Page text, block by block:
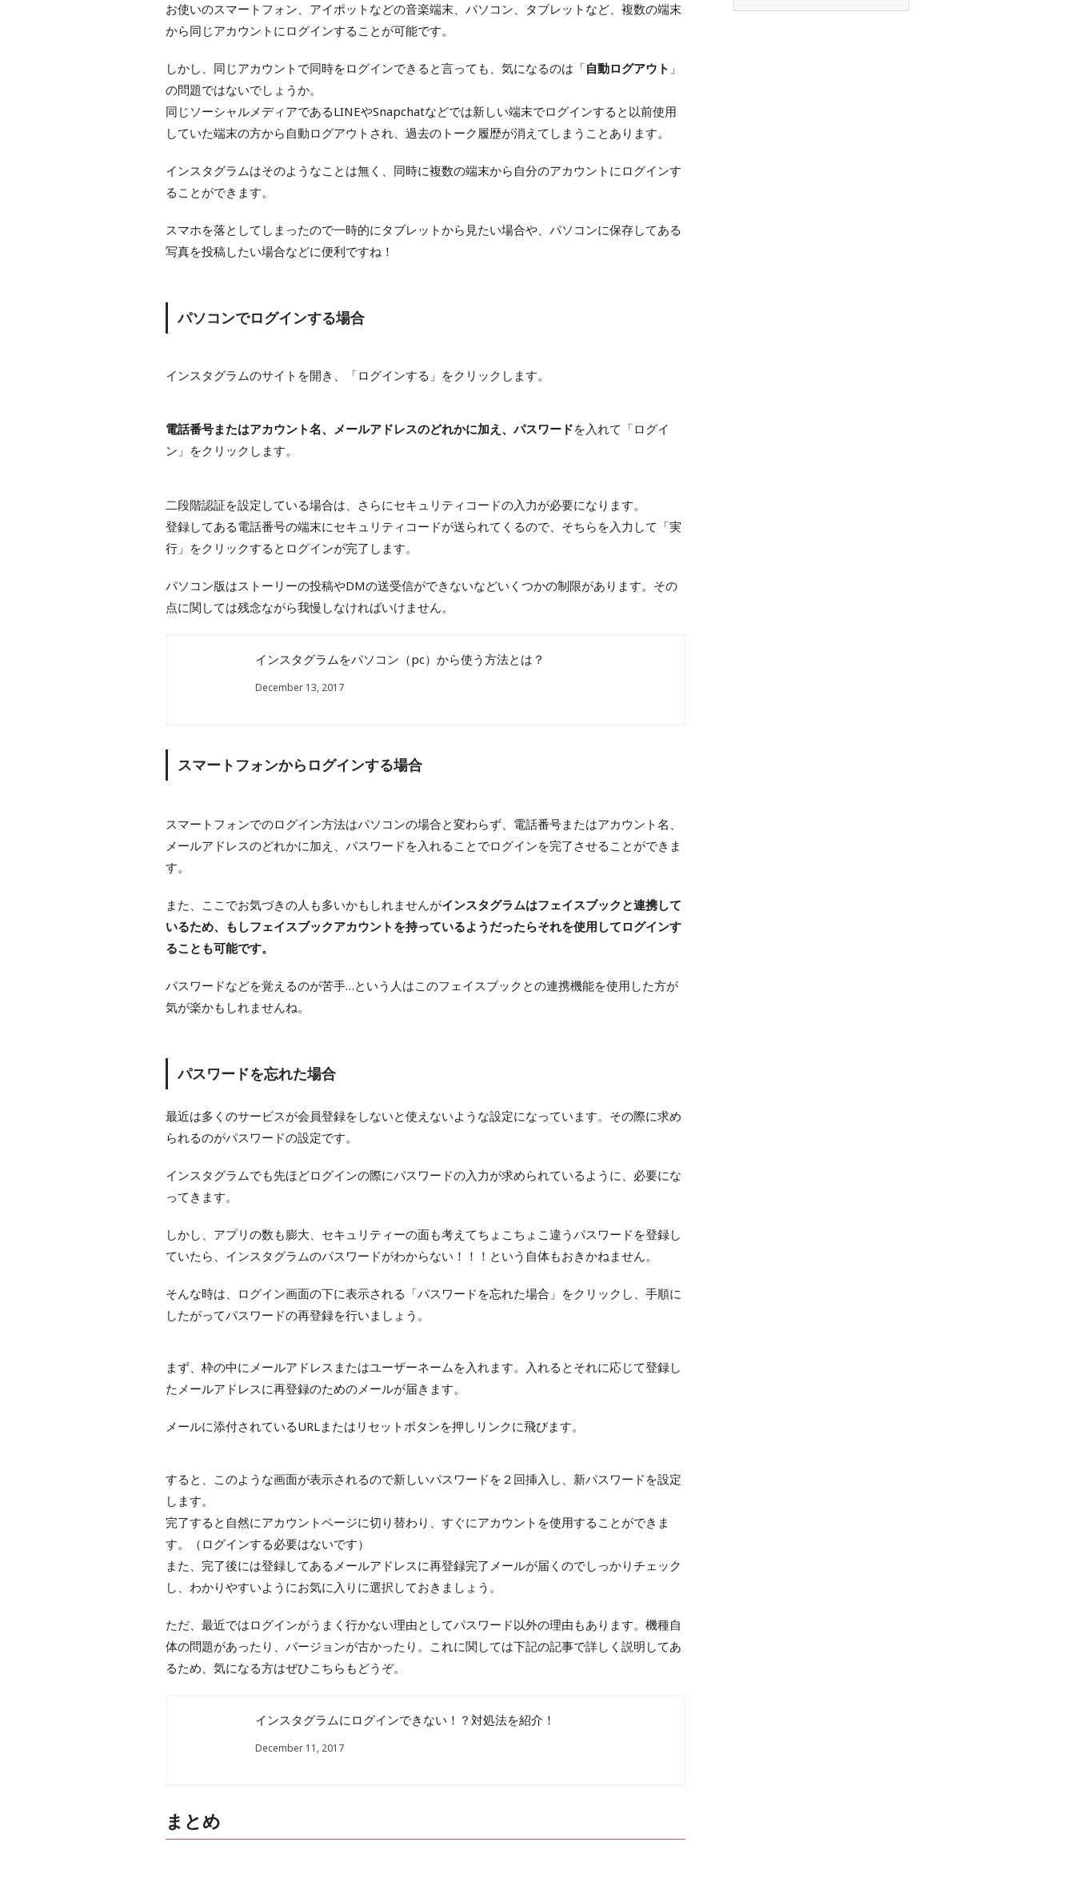
お使いのスマートフォン、アイポットなどの音楽端末、パソコン、タブレットなど、複数の端末
から同じアカウントにログインすることが可能です。
しかし、同じアカウントで同時をログインできると言っても、気になるのは「自動ログアウト 」
の問題ではないでしょうか。
同じソーシャルメディアであるLINEやSnapchatなどでは新しい端末でログインすると以前使用
していた端末の方から自動ログアウトされ、過去のトーク履歴が消えてしまうことあります。
インスタグラムはそのようなことは無く、同時に複数の端末から自分のアカウントにログインす
ることができます。
スマホを落としてしまったので一時的にタブレットから見たい場合や、パソコンに保存してある
写真を投稿したい場合などに便利ですね！
パソコンでログインする場合
インスタグラムのサイトを開き、「ログインする」をクリックします。
電話番号またはアカウント名、メールアドレスのどれかに加え、パスワードを入れて「ログイ
ン」をクリックします。
二段階認証を設定している場合は、さらにセキュリティコードの入力が必要になります。
登録してある電話番号の端末にセキュリティコードが送られてくるので、そちらを入力して「実
行」をクリックするとログインが完了します。
パソコン版はストーリーの投稿やDMの送受信ができないなどいくつかの制限があります。その
点に関しては残念ながら我慢しなければいけません。
インスタグラムをパソコン（pc）から使う方法とは？
December 13, 2017
スマートフォンからログインする場合
スマートフォンでのログイン方法はパソコンの場合と変わらず、電話番号またはアカウント名、
メールアドレスのどれかに加え、パスワードを入れることでログインを完了させることができま
す。
また、ここでお気づきの人も多いかもしれませんがインスタグラムはフェイスブックと連携して
いるため、もしフェイスブックアカウントを持っているようだったらそれを使用してログインす
ることも可能です。
パスワードなどを覚えるのが苦手…という人はこのフェイスブックとの連携機能を使用した方が
気が楽かもしれませんね。
パスワードを忘れた場合
最近は多くのサービスが会員登録をしないと使えないような設定になっています。その際に求め
られるのがパスワードの設定です。
インスタグラムでも先ほどログインの際にパスワードの入力が求められているように、必要にな
ってきます。
しかし、アプリの数も膨大、セキュリティーの面も考えてちょこちょこ違うパスワードを登録し
ていたら、インスタグラムのパスワードがわからない！！！という自体もおきかねません。
そんな時は、ログイン画面の下に表示される「パスワードを忘れた場合」をクリックし、手順に
したがってパスワードの再登録を行いましょう。
まず、枠の中にメールアドレスまたはユーザーネームを入れます。入れるとそれに応じて登録し
たメールアドレスに再登録のためのメールが届きます。
メールに添付されているURLまたはリセットボタンを押しリンクに飛びます。
すると、このような画面が表示されるので新しいパスワードを２回挿入し、新パスワードを設定
します。
完了すると自然にアカウントページに切り替わり、すぐにアカウントを使用することができま
す。（ログインする必要はないです）
また、完了後には登録してあるメールアドレスに再登録完了メールが届くのでしっかりチェック
し、わかりやすいようにお気に入りに選択しておきましょう。
ただ、最近ではログインがうまく行かない理由としてパスワード以外の理由もあります。機種自
体の問題があったり、バージョンが古かったり。これに関しては下記の記事で詳しく説明してあ
るため、気になる方はぜひこちらもどうぞ。
インスタグラムにログインできない！？対処法を紹介！
December 11, 2017
まとめ